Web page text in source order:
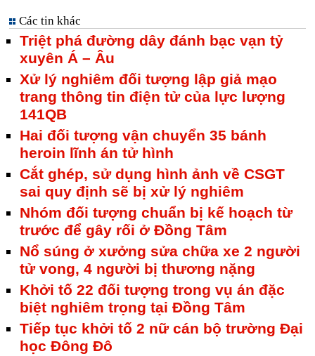
Các tin khác
Triệt phá đường dây đánh bạc vạn tỷ
xuyên Á – Âu
Xử lý nghiêm đối tượng lập giả mạo
trang thông tin điện tử của lực lượng
141QB
Hai đối tượng vận chuyển 35 bánh
heroin lĩnh án tử hình
Cắt ghép, sử dụng hình ảnh về CSGT
sai quy định sẽ bị xử lý nghiêm
Nhóm đối tượng chuẩn bị kế hoạch từ
trước để gây rối ở Đồng Tâm
Nổ súng ở xưởng sửa chữa xe 2 người
tử vong, 4 người bị thương nặng
Khởi tố 22 đối tượng trong vụ án đặc
biệt nghiêm trọng tại Đồng Tâm
Tiếp tục khởi tố 2 nữ cán bộ trường Đại
học Đông Đô